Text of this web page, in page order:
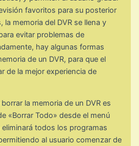
favoritos para su posterior
la memoria del DVR se llena y
evitar problemas de
hay algunas formas
de un DVR, para que el
de la mejor experiencia de
la memoria de un DVR es
«Borrar Todo» desde el menú
todos los programas
al usuario comenzar de